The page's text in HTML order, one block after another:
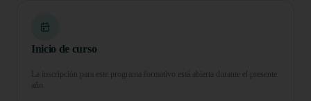
Inicio de curso
La inscripción para este programa formativo está abierta durante el presente
año.